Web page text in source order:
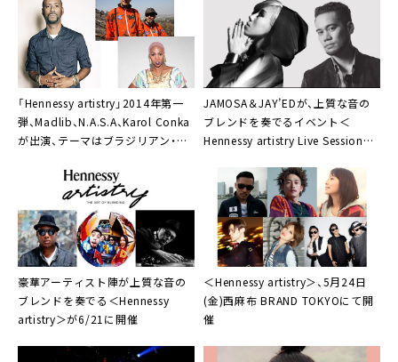
「Hennessy artistry 」2014年第一
弾、Madlib、N.A.S.A、Karol Conka
が出演、テーマはブラジリアン・ミ
JAMOSA＆JAY’EDが、上質な音の
ブレンドを奏でるイベント＜
Hennessy artistry Live Session＞
豪華アーティスト陣が上質な音の
ブレンドを奏でる＜Hennessy
artistry＞が6/21に開催
＜Hennessy artistry＞、5月24日
(金)西麻布 BRAND TOKYOにて開
催